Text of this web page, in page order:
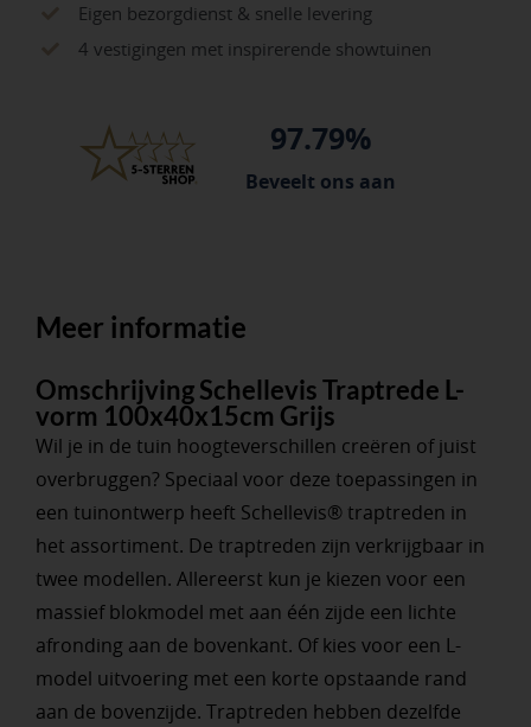
Eigen bezorgdienst & snelle levering
4 vestigingen met inspirerende showtuinen
97.79%
Beveelt ons aan
Meer informatie
Omschrijving Schellevis Traptrede L-
vorm 100x40x15cm Grijs
Wil je in de tuin hoogteverschillen creëren of juist
overbruggen? Speciaal voor deze toepassingen in
een tuinontwerp heeft Schellevis® traptreden in
het assortiment. De traptreden zijn verkrijgbaar in
twee modellen. Allereerst kun je kiezen voor een
massief blokmodel met aan één zijde een lichte
afronding aan de bovenkant. Of kies voor een L-
model uitvoering met een korte opstaande rand
aan de bovenzijde. Traptreden hebben dezelfde